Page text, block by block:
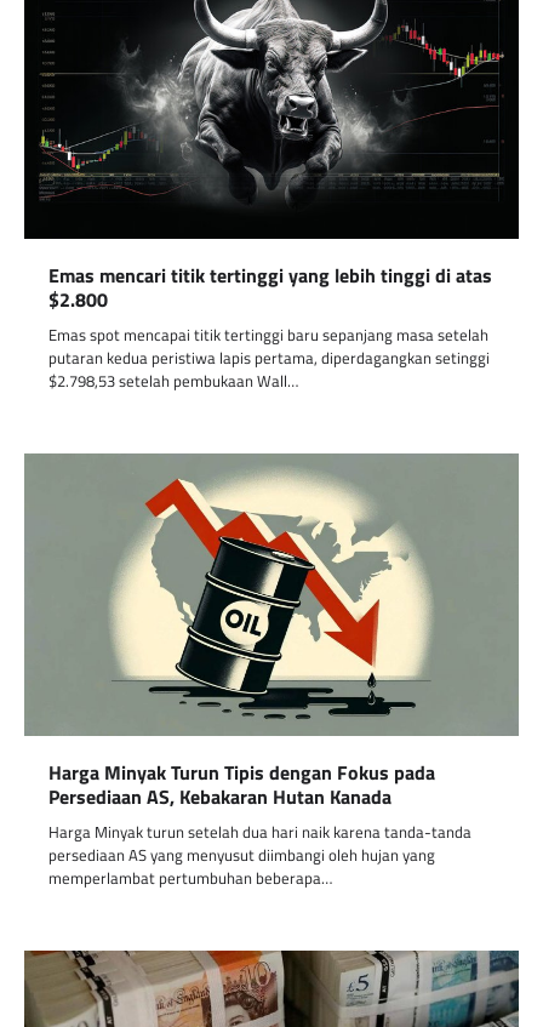
Emas mencari titik tertinggi yang lebih tinggi di atas
$2.800
Emas spot mencapai titik tertinggi baru sepanjang masa setelah
putaran kedua peristiwa lapis pertama, diperdagangkan setinggi
$2.798,53 setelah pembukaan Wall…
Harga Minyak Turun Tipis dengan Fokus pada
Persediaan AS, Kebakaran Hutan Kanada
Harga Minyak turun setelah dua hari naik karena tanda-tanda
persediaan AS yang menyusut diimbangi oleh hujan yang
memperlambat pertumbuhan beberapa…